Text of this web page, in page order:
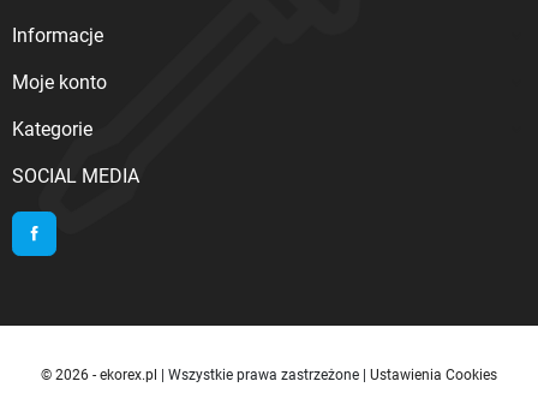
Informacje
Moje konto
Kategorie
SOCIAL MEDIA
Facebook
© 2026 - ekorex.pl | Wszystkie prawa zastrzeżone | Ustawienia Cookies